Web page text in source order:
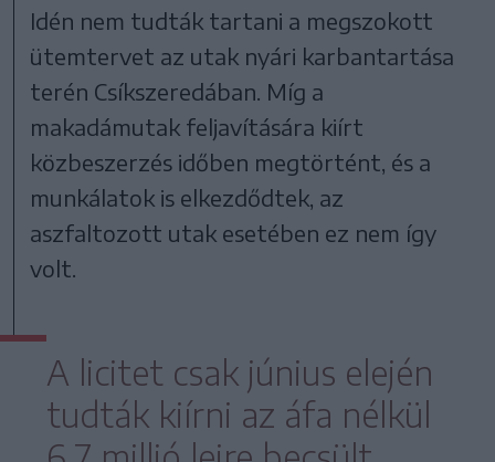
Idén nem tudták tartani a megszokott
ütemtervet az utak nyári karbantartása
terén Csíkszeredában. Míg a
makadámutak feljavítására kiírt
közbeszerzés időben megtörtént, és a
munkálatok is elkezdődtek, az
aszfaltozott utak esetében ez nem így
volt.
A licitet csak június elején
tudták kiírni az áfa nélkül